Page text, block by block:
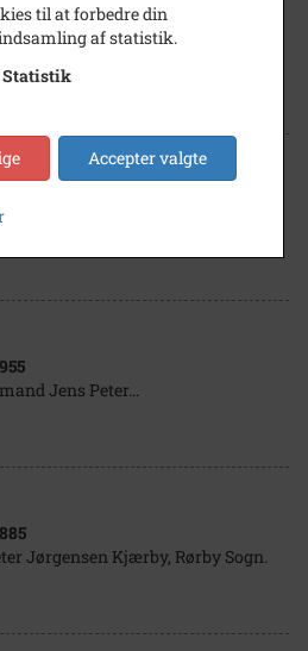
Jensen hos Ølhandler Chr.
Bjerget
Badstrup og hustru Ane
Jens Peter...
Jørgensen Kjærby, Rørby Sogn.
til at forbedre din
af statistik.
Statistik
Accepter valgte